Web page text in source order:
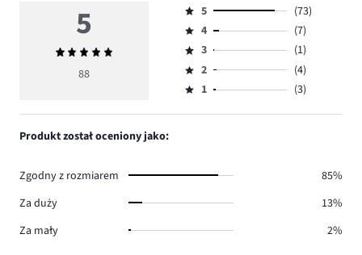
5
Średnia
ocena
88
Ocena
5,
ilość
głosów
73.
5
(73)
Ocena
4,
ilość
głosów
4
(7)
Ocena
3,
ilość
3
(1)
Ocena
2,
2
(4)
Ocena
1,
1 (3)
Produkt został oceniony jako:
Zgodny z rozmiarem
85%
Za duży
13%
Za mały
2%